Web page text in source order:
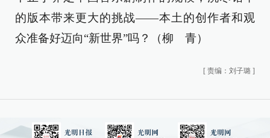
的版本带来更大的挑战——本土的创作者和观
众准备好迈向“新世界”吗？（柳 青）
[ 责编：刘子璐 ]